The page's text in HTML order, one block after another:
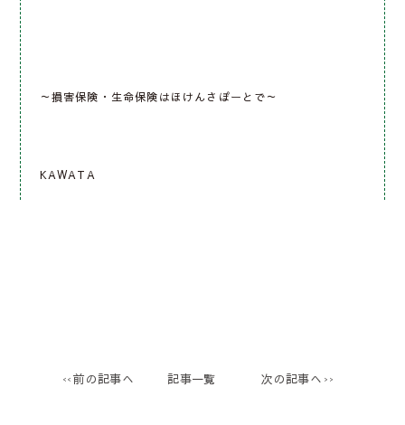
～損害保険・生命保険はほけんさぽーとで～
KAWATA
前の記事へ 記事一覧 次の記事へ